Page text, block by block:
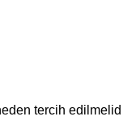
tercih edilmelid